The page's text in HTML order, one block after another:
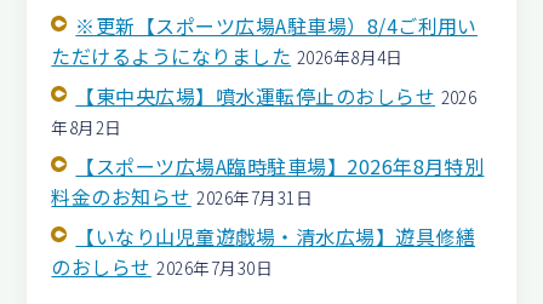
※更新【スポーツ広場A駐車場）8/4ご利用い
ただけるようになりました 2026年8月4日
【東中央広場】噴水運転停止のおしらせ 2026
年8月2日
【スポーツ広場A臨時駐車場】2026年8月特別
料金のお知らせ 2026年7月31日
【いなり山児童遊戯場・清水広場】遊具修繕
のおしらせ 2026年7月30日